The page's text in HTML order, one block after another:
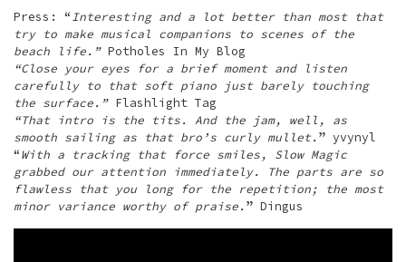
Press: “Interesting and a lot better than most that
try to make musical companions to scenes of the
beach life.” Potholes In My Blog
“Close your eyes for a brief moment and listen
carefully to that soft piano just barely touching
the surface.” Flashlight Tag
“That intro is the tits. And the jam, well, as
smooth sailing as that bro’s curly mullet.” yvynyl
“With a tracking that force smiles, Slow Magic
grabbed our attention immediately. The parts are so
flawless that you long for the repetition; the most
minor variance worthy of praise.” Dingus